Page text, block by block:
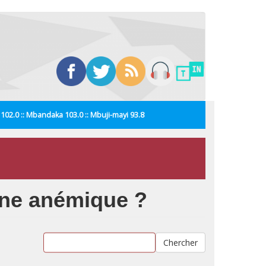
:: Mbandaka 103.0 :: Mbuji-mayi 93.8
anémique ?
Chercher